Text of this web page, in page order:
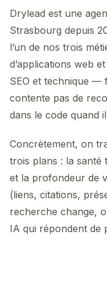
Drylead est une
Strasbourg depuis
l’un de nos trois
d’applications web
SEO et technique —
contente pas de
dans le code quand
Concrètement, on
trois plans : la santé
et la profondeur de
(liens, citations,
recherche change,
IA qui répondent de